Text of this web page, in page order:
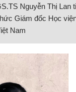
Nguyễn Thị Lan
Giám đốc Học
Nam